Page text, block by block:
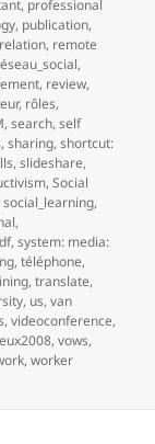
, professional
, publication,
relation, remote
,
, review,
, rôles,
,search,self
,sharing,shortcut:
,slideshare,
,Social
social_learning,
,
,system: media:
,téléphone,
,translate,
, us,van
,videoconference,
,vows,
,worker